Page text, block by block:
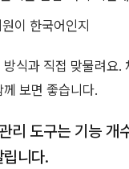
이 한국어인지
식과 직접 맞물려요.
께 보면 좋습니다.
리 도구는 기능 개
니다.